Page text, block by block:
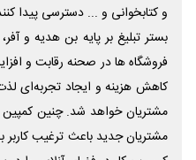
و کتابخوانی و ... دسترسی پیدا
بستر تبلیغ بر پایه بن هدیه و
فروشگاه ها در صحنه رقابت و
کاهش هزینه و ایجاد تجربه‌ای
مشتریان خواهد شد. چنین
مشتریان جدید باعث ترغیب